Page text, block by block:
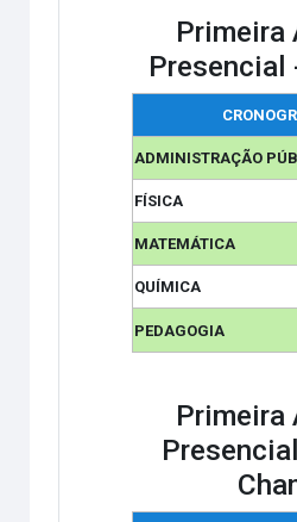
Primeira
Presencial
ADMINISTRAÇÃO
FÍSICA
MATEMÁTICA
QUÍMICA
PEDAGOGIA
Primeira